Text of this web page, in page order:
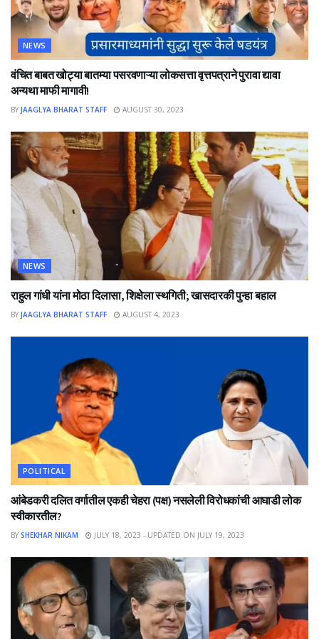
NEWS
वंचित बाबत खोट्या बातम्या पसरवणाऱ्या लोकसत्ता वृत्तपत्राने पुरावा द्यावा
अन्यथा माफी मागावी!
BY JAAGLYA BHARAT STAFF AUGUST 30, 2023
NEWS
राहुल गांधी यांना मोठा दिलासा, शिक्षेला स्थगिती; खासदारकी पुन्हा बहाल
BY JAAGLYA BHARAT STAFF AUGUST 4, 2023
POLITICAL
आंबेडकरी दलित वर्गातील एकही चेहरा (पक्ष) नसलेली विरोधकांची आघाडी लोक
स्वीकारतील?
BY SHEKHAR NIKAM JULY 18, 2023 - UPDATED ON JULY 19, 2023